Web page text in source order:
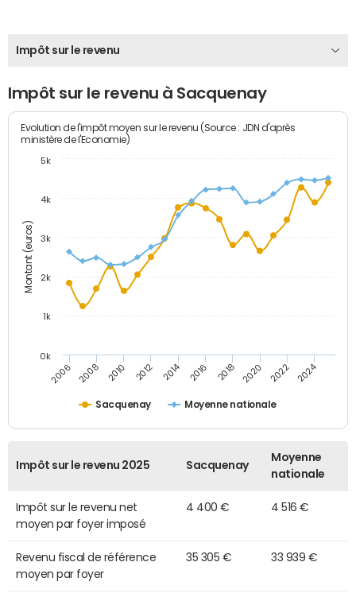
Impôt sur le revenu
Impôt sur le revenu à Sacquenay
Montant (euros)
Evolution de l'impôt moyen sur le revenu (Source : JDN d'après
ministère de l'Economie)
Sacquenay Moyenne nationale
2006 2008 2010 2012 2014 2016 2018 2020 2022 2024
0k
1k
2k
3k
4k
5k
Impôt sur le revenu 2025 Sacquenay
Moyenne
nationale
Impôt sur le revenu net
moyen par foyer imposé
4 400 € 4 516 €
Revenu fiscal de référence
moyen par foyer
35 305 € 33 939 €